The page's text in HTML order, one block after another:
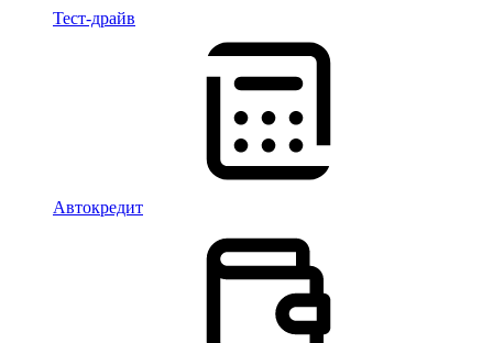
Тест-драйв
Автокредит